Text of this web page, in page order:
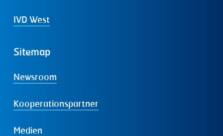
IVD West
Sitemap
Newsroom
Kooperationspartner
Medien